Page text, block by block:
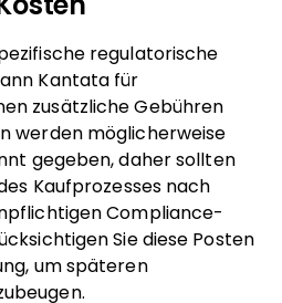
regulatorische
Kantata für
zusätzliche Gebühren
werden möglicherweise
gegeben, daher sollten
Kaufprozesses nach
Compliance-
Sie diese Posten
um späteren